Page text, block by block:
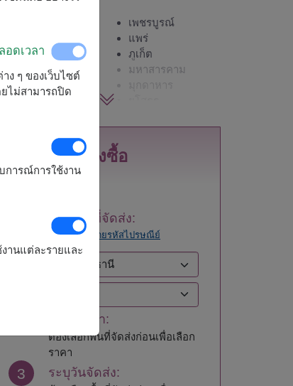
กาญจนบุรี
กาฬสินธุ์
กำแพงเพชร
ชลบุรี - พัทยา
ชัยนาท
เชียงใหม่
ตราด
นครราชสีมา
นครศรีธรรมราช
นครสวรรค์
นนทบุรี
เพชรบูรณ์
แพร่
ภูเก็ต
มหาสารคาม
เลย
ศรีสะเกษ
สมุทรสงคราม
สระแก้ว
สั่งซื้อ
เลือกพื้นที่จัดส่ง:
ลองค้นหาโดยรหัสไปรษณีย์
เลือกราคา:
ต้องเลือกพื้นที่จัดส่งก่อนเพื่อเลือก
ราคา
3 ระบุวันจัดส่ง:
อดเวลา
ง ๆ ของเว็บไซต์
ไม่สามารถปิด
การณ์การใช้งาน
านแต่ละรายและ